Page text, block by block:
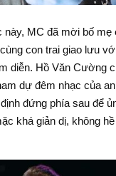
này, MC đã mời bố mẹ
con trai giao lưu
diễn. Hồ Văn Cường
dự đêm nhạc của
đứng phía sau để
khá giản dị, không